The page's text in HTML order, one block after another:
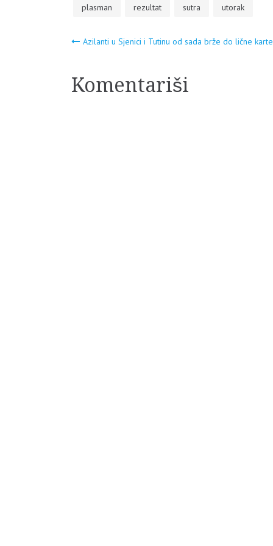
plasman
rezultat sutra utorak
Navigacija
članaka
Azilanti u Sjenici i Tutinu od sada brže do lične karte
Komentariši